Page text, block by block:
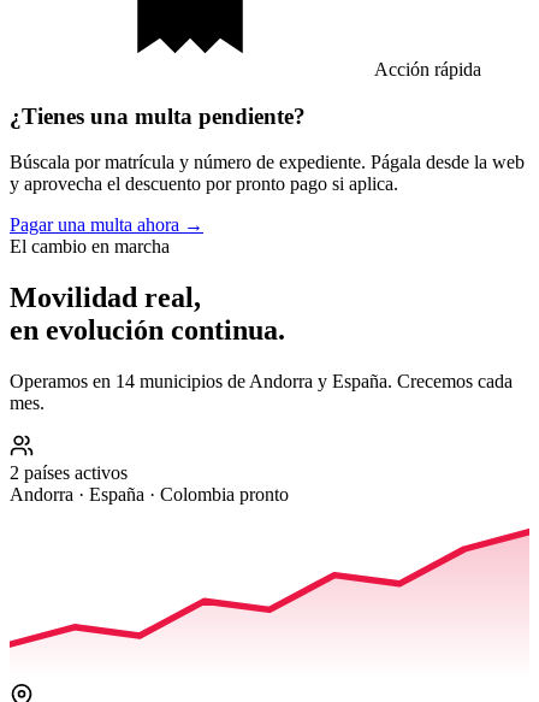
Acción rápida
¿Tienes una multa pendiente?
Búscala por matrícula y número de expediente. Págala desde la web
y aprovecha el descuento por pronto pago si aplica.
Pagar una multa ahora →
El cambio en marcha
Movilidad real,
en evolución continua.
Operamos en 14 municipios de Andorra y España. Crecemos cada
mes.
2 países activos
Andorra · España · Colombia pronto